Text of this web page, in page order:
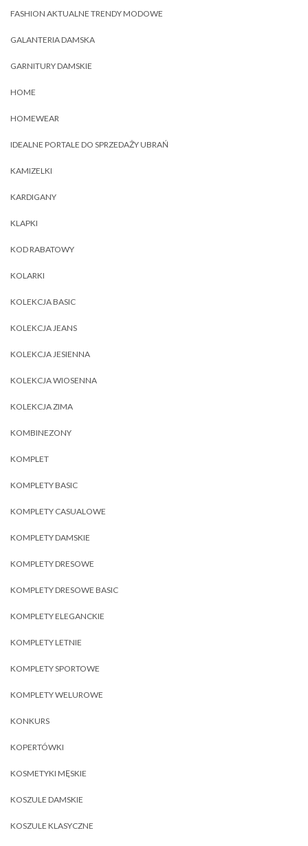
FASHION AKTUALNE TRENDY MODOWE
GALANTERIA DAMSKA
GARNITURY DAMSKIE
HOME
HOMEWEAR
IDEALNE PORTALE DO SPRZEDAŻY UBRAŃ
KAMIZELKI
KARDIGANY
KLAPKI
KOD RABATOWY
KOLARKI
KOLEKCJA BASIC
KOLEKCJA JEANS
KOLEKCJA JESIENNA
KOLEKCJA WIOSENNA
KOLEKCJA ZIMA
KOMBINEZONY
KOMPLET
KOMPLETY BASIC
KOMPLETY CASUALOWE
KOMPLETY DAMSKIE
KOMPLETY DRESOWE
KOMPLETY DRESOWE BASIC
KOMPLETY ELEGANCKIE
KOMPLETY LETNIE
KOMPLETY SPORTOWE
KOMPLETY WELUROWE
KONKURS
KOPERTÓWKI
KOSMETYKI MĘSKIE
KOSZULE DAMSKIE
KOSZULE KLASYCZNE